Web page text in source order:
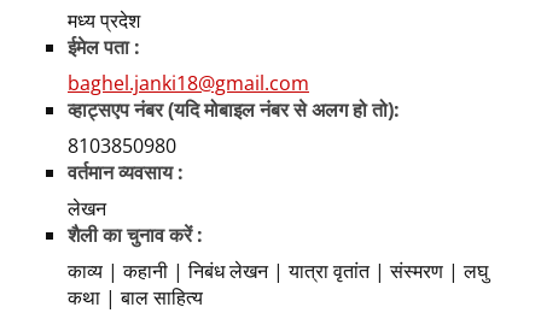
मध्य प्रदेश
ईमेल पता :
baghel.janki18@gmail.com
व्हाट्सएप नंबर (यदि मोबाइल नंबर से अलग हो तो):
8103850980
वर्तमान व्यवसाय :
लेखन
शैली का चुनाव करें :
काव्य | कहानी | निबंध लेखन | यात्रा वृतांत | संस्मरण | लघु
कथा | बाल साहित्य